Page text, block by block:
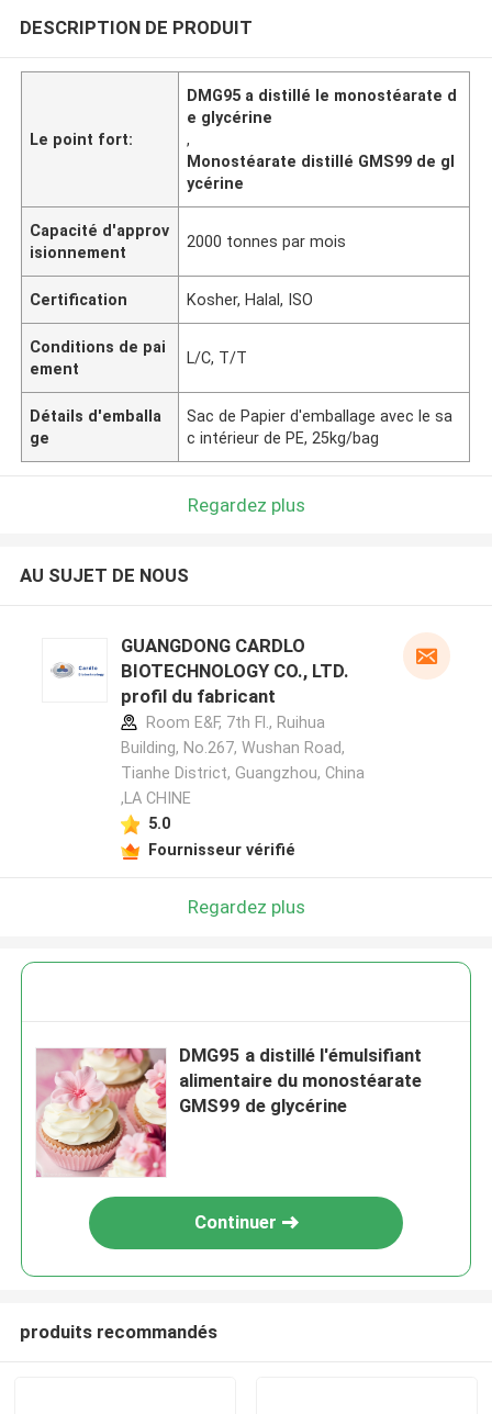
DESCRIPTION DE PRODUIT
Le point fort:
DMG95 a distillé le monostéarate d
e glycérine
,
Monostéarate distillé GMS99 de gl
ycérine
Capacité d'approv
isionnement
2000 tonnes par mois
Certification Kosher, Halal, ISO
Conditions de pai
ement
L/C, T/T
Détails d'emballa
ge
Sac de Papier d'emballage avec le sa
c intérieur de PE, 25kg/bag
Regardez plus
AU SUJET DE NOUS
GUANGDONG CARDLO
BIOTECHNOLOGY CO., LTD.
profil du fabricant
Room E&F, 7th Fl., Ruihua
Building, No.267, Wushan Road,
Tianhe District, Guangzhou, China
,LA CHINE
5.0
Fournisseur vérifié
Regardez plus
DMG95 a distillé l'émulsifiant
alimentaire du monostéarate
GMS99 de glycérine
Continuer
produits recommandés